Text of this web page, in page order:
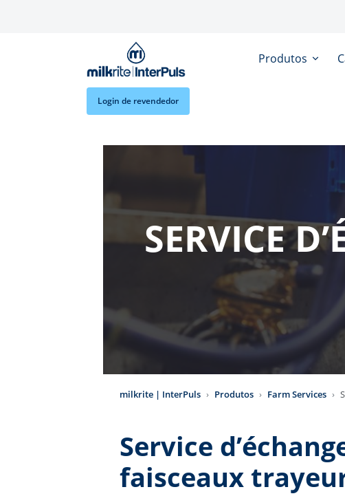
Produtos
Login de revendedor
SERVICE
milkrite | InterPuls Produtos Farm Services
Service
faisceaux